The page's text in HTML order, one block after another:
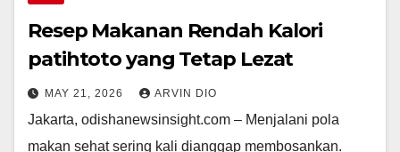
Resep Makanan Rendah Kalori
patihtoto yang Tetap Lezat
MAY 21, 2026 ARVIN DIO
Jakarta, odishanewsinsight.com – Menjalani pola
makan sehat sering kali dianggap membosankan.